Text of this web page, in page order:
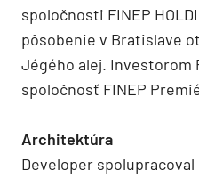
spoločnosti FINEP
pôsobenie v Bratislave
Jégého alej. Investorom
spoločnosť FINEP
Architektúra
Developer